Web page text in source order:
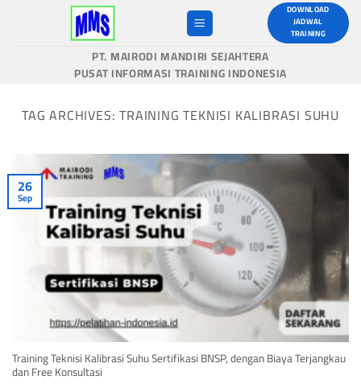
DOWNLOAD
JADWAL
TRAINING
PT. MAIRODI MANDIRI SEJAHTERA
PUSAT INFORMASI TRAINING INDONESIA
TAG ARCHIVES:TRAINING TEKNISI KALIBRASI SUHU
Training Teknisi Kalibrasi Suhu Sertifikasi BNSP, dengan Biaya Terjangkau
dan Free Konsultasi
26
Sep